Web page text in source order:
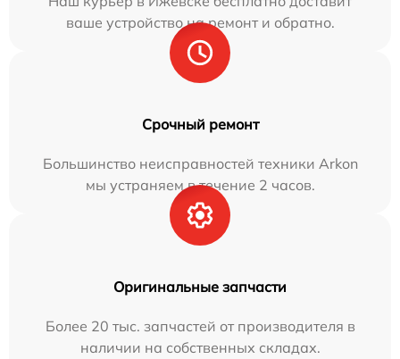
ваше устройство на ремонт и обратно.
Срочный ремонт
Большинство неисправностей техники Arkon
мы устраняем в течение 2 часов.
Оригинальные запчасти
Более 20 тыс. запчастей от производителя в
наличии на собственных складах.